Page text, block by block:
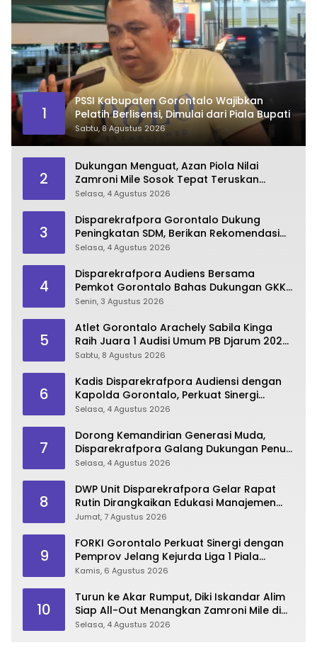
1
PSSI Kabupaten Gorontalo Wajibkan
Pelatih Berlisensi, Dimulai dari Piala Bupati
Sabtu, 8 Agustus 2026
2
Dukungan Menguat, Azan Piola Nilai
Zamroni Mile Sosok Tepat Teruskan
Pembangunan Bone Bolango
Selasa, 4 Agustus 2026
3
Disparekrafpora Gorontalo Dukung
Peningkatan SDM, Berikan Rekomendasi
Studi S3 bagi Pegawai
Selasa, 4 Agustus 2026
4
Disparekrafpora Audiens Bersama
Pemkot Gorontalo Bahas Dukungan GKK
2026
Senin, 3 Agustus 2026
5
Atlet Gorontalo Arachely Sabila Kinga
Raih Juara 1 Audisi Umum PB Djarum 2026
di Makassar
Sabtu, 8 Agustus 2026
6
Kadis Disparekrafpora Audiensi dengan
Kapolda Gorontalo, Perkuat Sinergi
Sukseskan Gorontalo Karnaval Karawo
Selasa, 4 Agustus 2026
7
Dorong Kemandirian Generasi Muda,
Disparekrafpora Galang Dukungan Penuh
Para Aleg Deprov
Selasa, 4 Agustus 2026
8
DWP Unit Disparekrafpora Gelar Rapat
Rutin Dirangkaikan Edukasi Manajemen
Stres
Jumat, 7 Agustus 2026
9
FORKI Gorontalo Perkuat Sinergi dengan
Pemprov Jelang Kejurda Liga 1 Piala
Gubernur 2026
Kamis, 6 Agustus 2026
10
Turun ke Akar Rumput, Diki Iskandar Alim
Siap All-Out Menangkan Zamroni Mile di
Pilkada Bone Bolango
Selasa, 4 Agustus 2026